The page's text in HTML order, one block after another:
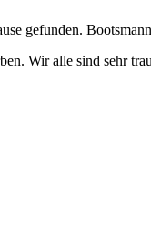
gefunden.
Wir alle sind sehr